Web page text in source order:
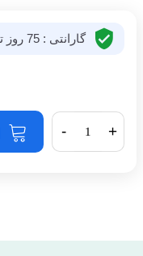
گارانتی : 75 روز تعویض حتی باد‌کردگی
- +